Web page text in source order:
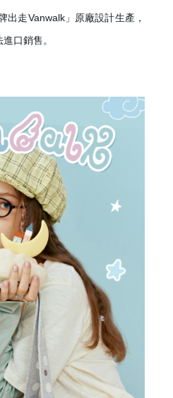
走Vanwalk」原廠設計生產，
口銷售。